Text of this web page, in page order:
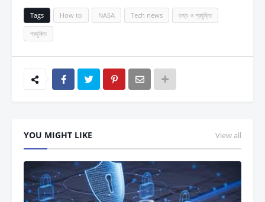
Tags How to NASA Tech news তথ্য ও প্রযুক্তি
প্রযুক্তি
YOU MIGHT LIKE View all